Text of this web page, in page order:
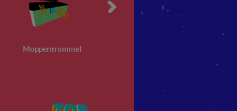
groep 5
Moppentrommel